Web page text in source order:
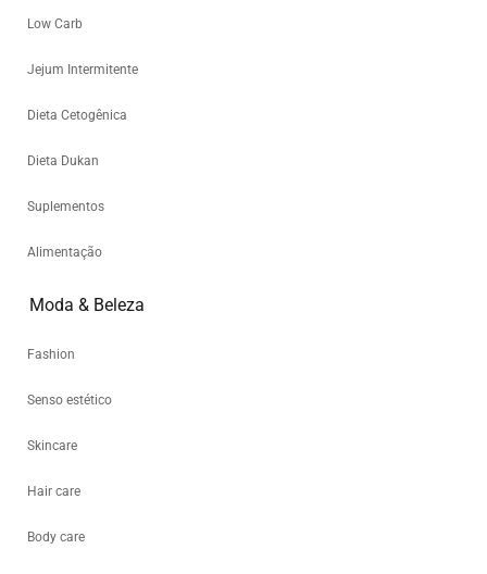
Low Carb
Jejum Intermitente
Dieta Cetogênica
Dieta Dukan
Suplementos
Alimentação
Moda & Beleza
Fashion
Senso estético
Skincare
Hair care
Body care